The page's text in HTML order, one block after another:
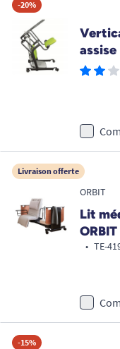
-20%
Livraison offerte
ORBIT
Lit
• TE-
-15%